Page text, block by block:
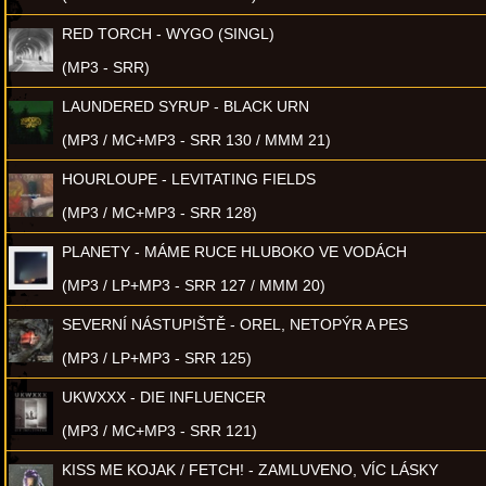
RED TORCH - WYGO (SINGL)
(MP3 - SRR)
LAUNDERED SYRUP - BLACK URN
(MP3 / MC+MP3 - SRR 130 / MMM 21)
HOURLOUPE - LEVITATING FIELDS
(MP3 / MC+MP3 - SRR 128)
PLANETY - MÁME RUCE HLUBOKO VE VODÁCH
(MP3 / LP+MP3 - SRR 127 / MMM 20)
SEVERNÍ NÁSTUPIŠTĚ - OREL, NETOPÝR A PES
(MP3 / LP+MP3 - SRR 125)
UKWXXX - DIE INFLUENCER
(MP3 / MC+MP3 - SRR 121)
KISS ME KOJAK / FETCH! - ZAMLUVENO, VÍC LÁSKY